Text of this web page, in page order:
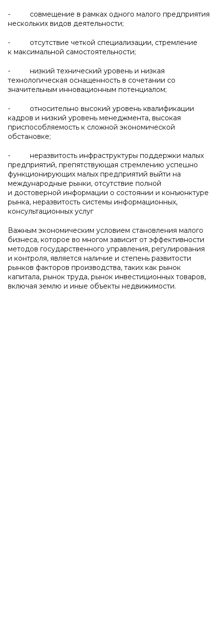
- совмещение в рамках одного малого предприятия
нескольких видов деятельности;
- отсутствие четкой специализации, стремление
к максимальной самостоятельности;
- низкий технический уровень и низкая
технологическая оснащенность в сочетании со
значительным инновационным потенциалом;
- относительно высокий уровень квалификации
кадров и низкий уровень менеджмента, высокая
приспособляемость к сложной экономической
обстановке;
- неразвитость инфраструктуры поддержки малых
предприятий, препятствующая стремлению успешно
функционирующих малых предприятий выйти на
международные рынки, отсутствие полной
и достоверной информации о состоянии и конъюнктуре
рынка, неразвитость системы информационных,
консультационных услуг
Важным экономическим условием становления малого
бизнеса, которое во многом зависит от эффективности
методов государственного управления, регулирования
и контроля, является наличие и степень развитости
рынков факторов производства, таких как рынок
капитала, рынок труда, рынок инвестиционных товаров,
включая землю и иные объекты недвижимости.